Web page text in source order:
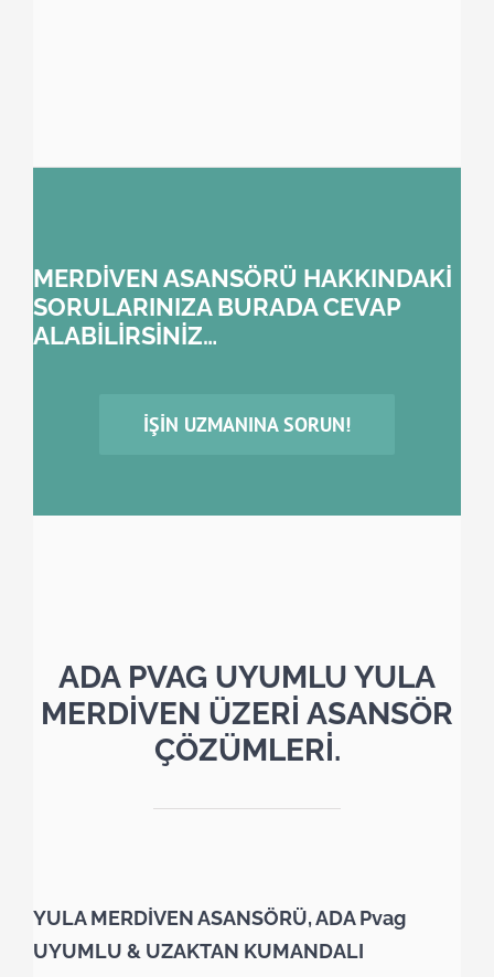
MERDİVEN ASANSÖRÜ HAKKINDAKİ
SORULARINIZA BURADA CEVAP
ALABİLİRSİNİZ…
İŞIN UZMANINA SORUN!
ADA PVAG UYUMLU YULA
MERDİVEN ÜZERİ ASANSÖR
ÇÖZÜMLERİ.
YULA MERDİVEN ASANSÖRÜ, ADA Pvag
UYUMLU & UZAKTAN KUMANDALI